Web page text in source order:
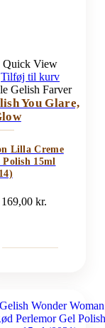
Quick View
Tilføj til kurv
Gelish Farver
You Glare,
Lilla Creme
Polish 15ml
169,00kr.